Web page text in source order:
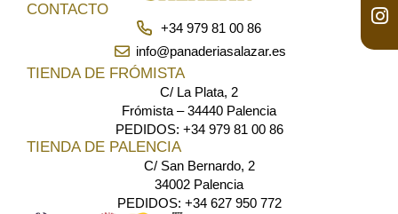
CONTACTO
+34 979 81 00 86
info@panaderiasalazar.es
TIENDA DE FRÓMISTA
C/ La Plata, 2
Frómista – 34440 Palencia
PEDIDOS: +34 979 81 00 86
TIENDA DE PALENCIA
C/ San Bernardo, 2
34002 Palencia
PEDIDOS: +34 627 950 772